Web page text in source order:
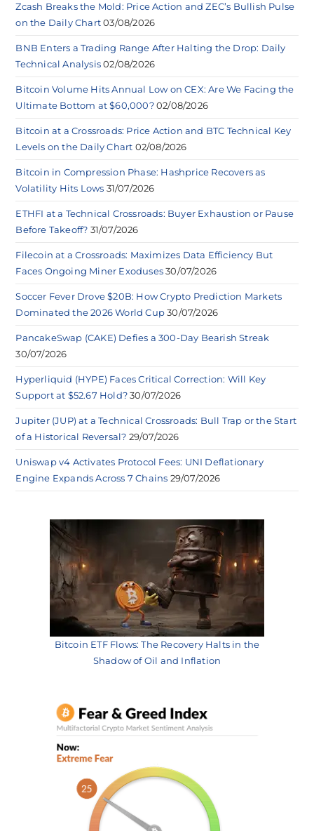
Zcash Breaks the Mold: Price Action and ZEC’s Bullish Pulse
on the Daily Chart 03/08/2026
BNB Enters a Trading Range After Halting the Drop: Daily
Technical Analysis 02/08/2026
Bitcoin Volume Hits Annual Low on CEX: Are We Facing the
Ultimate Bottom at $60,000? 02/08/2026
Bitcoin at a Crossroads: Price Action and BTC Technical Key
Levels on the Daily Chart 02/08/2026
Bitcoin in Compression Phase: Hashprice Recovers as
Volatility Hits Lows 31/07/2026
ETHFI at a Technical Crossroads: Buyer Exhaustion or Pause
Before Takeoff? 31/07/2026
Filecoin at a Crossroads: Maximizes Data Efficiency But
Faces Ongoing Miner Exoduses 30/07/2026
Soccer Fever Drove $20B: How Crypto Prediction Markets
Dominated the 2026 World Cup 30/07/2026
PancakeSwap (CAKE) Defies a 300-Day Bearish Streak
30/07/2026
Hyperliquid (HYPE) Faces Critical Correction: Will Key
Support at $52.67 Hold? 30/07/2026
Jupiter (JUP) at a Technical Crossroads: Bull Trap or the Start
of a Historical Reversal? 29/07/2026
Uniswap v4 Activates Protocol Fees: UNI Deflationary
Engine Expands Across 7 Chains 29/07/2026
Bitcoin ETF Flows: The Recovery Halts in the
Shadow of Oil and Inflation